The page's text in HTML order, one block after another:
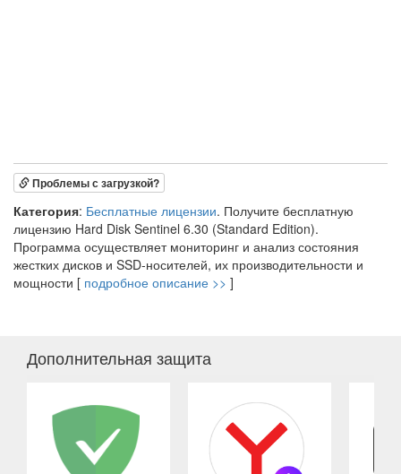
Проблемы с загрузкой?
Категория: Бесплатные лицензии. Получите бесплатную
лицензию Hard Disk Sentinel 6.30 (Standard Edition).
Программа осуществляет мониторинг и анализ состояния
жестких дисков и SSD-носителей, их производительности и
мощности [ подробное описание >> ]
Дополнительная защита